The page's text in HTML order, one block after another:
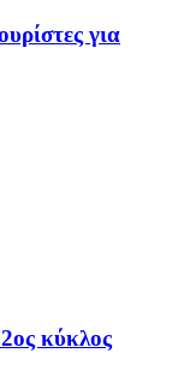
για
κύκλος